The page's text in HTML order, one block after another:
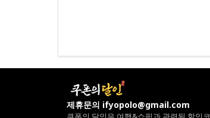
제휴문의 ifyopolo@gmail.com